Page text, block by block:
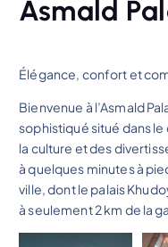
Asmald
Élégance, confort et
Bienvenue à l’Asmald
sophistiqué situé dans
la culture et des
à quelques minutes à
ville, dont le palais
à seulement 2 km de la